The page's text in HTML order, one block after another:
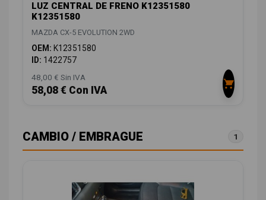
LUZ CENTRAL DE FRENO K12351580
K12351580
MAZDA CX-5 EVOLUTION 2WD
OEM: K12351580
ID: 1422757
48,00 € Sin IVA
58,08 € Con IVA
CAMBIO / EMBRAGUE 1